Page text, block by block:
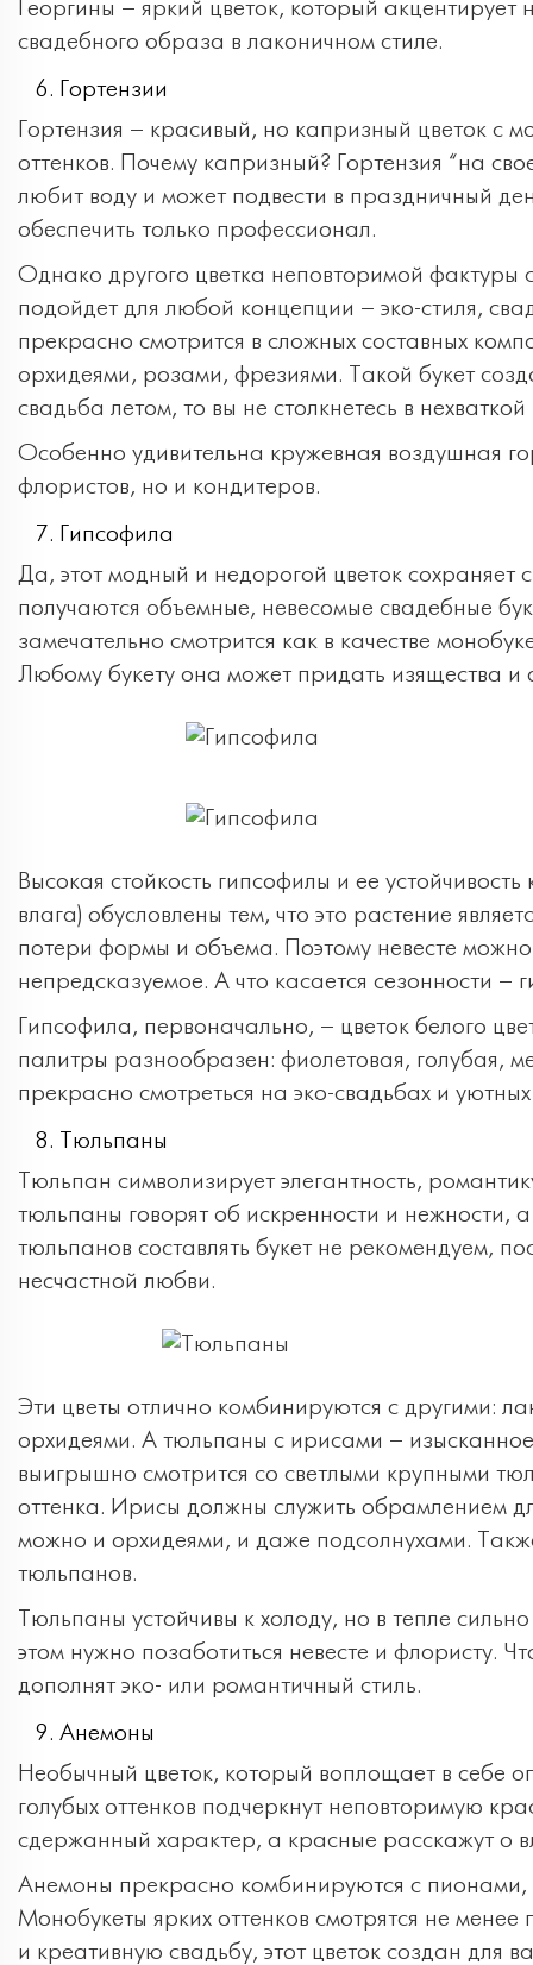
Георгины – яркий цветок, который
свадебного образа в лаконичном стиле.
Гортензии
Гортензия – красивый, но капризный цветок с
оттенков. Почему капризный? Гортензия “на
любит воду и может подвести в праздничный
обеспечить только профессионал.
Однако другого цветка неповторимой фактуры
подойдет для любой концепции – эко-стиля,
прекрасно смотрится в сложных составных
орхидеями, розами, фрезиями. Такой букет
свадьба летом, то вы не столкнетесь в
Особенно удивительна кружевная воздушная
флористов, но и кондитеров.
Гипсофила
Да, этот модный и недорогой цветок сохраняет
получаются объемные, невесомые свадебные
замечательно смотрится как в качестве
Любому букету она может придать изящества
Высокая стойкость гипсофилы и ее
влага) обусловлены тем, что это растение
потери формы и объема. Поэтому невесте можно
непредсказуемое. А что касается сезонности –
Гипсофила, первоначально, – цветок белого
палитры разнообразен: фиолетовая, голубая,
прекрасно смотреться на эко-свадьбах и
Тюльпаны
Тюльпан символизирует элегантность,
тюльпаны говорят об искренности и нежности,
тюльпанов составлять букет не рекомендуем,
несчастной любви.
Эти цветы отлично комбинируются с другими:
орхидеями. А тюльпаны с ирисами –
выигрышно смотрится со светлыми крупными
оттенка. Ирисы должны служить обрамлением
можно и орхидеями, и даже подсолнухами.
тюльпанов.
Тюльпаны устойчивы к холоду, но в тепле
этом нужно позаботиться невесте и флористу.
дополнят эко- или романтичный стиль.
Анемоны
Необычный цветок, который воплощает в себе
голубых оттенков подчеркнут неповторимую
сдержанный характер, а красные расскажут о
Анемоны прекрасно комбинируются с
Монобукеты ярких оттенков смотрятся не
и креативную свадьбу, этот цветок создан для